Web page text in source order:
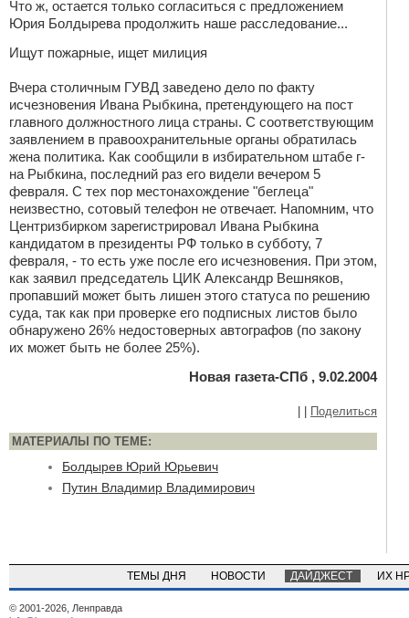
Что ж, остается только согласиться с предложением
Юрия Болдырева продолжить наше расследование...
Ищут пожарные, ищет милиция
Вчера столичным ГУВД заведено дело по факту
исчезновения Ивана Рыбкина, претендующего на пост
главного должностного лица страны. С соответствующим
заявлением в правоохранительные органы обратилась
жена политика. Как сообщили в избирательном штабе г-
на Рыбкина, последний раз его видели вечером 5
февраля. С тех пор местонахождение "беглеца"
неизвестно, сотовый телефон не отвечает. Напомним, что
Центризбирком зарегистрировал Ивана Рыбкина
кандидатом в президенты РФ только в субботу, 7
февраля, - то есть уже после его исчезновения. При этом,
как заявил председатель ЦИК Александр Вешняков,
пропавший может быть лишен этого статуса по решению
суда, так как при проверке его подписных листов было
обнаружено 26% недостоверных автографов (по закону
их может быть не более 25%).
Новая газета-СПб , 9.02.2004
Поделиться
МАТЕРИАЛЫ ПО ТЕМЕ:
Болдырев Юрий Юрьевич
Путин Владимир Владимирович
ТЕМЫ ДНЯ НОВОСТИ ДАЙДЖЕСТ ИХ
© 2001-2026, Ленправда